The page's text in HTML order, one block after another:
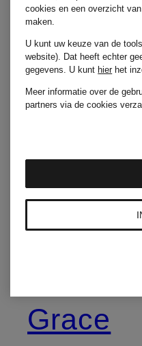
Grace
cookies en een overzicht
maken.
U kunt uw keuze van de
website). Dat heeft echter
gegevens. U kunt hierhet
Meer informatie over de
partners via de cookies